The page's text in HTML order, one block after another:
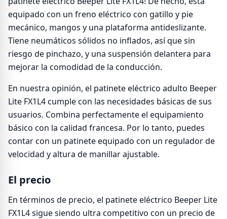
equipado con un freno eléctrico con gatillo y pie
mecánico, mangos y una plataforma antideslizante.
Tiene neumáticos sólidos no inflados, así que sin
riesgo de pinchazo, y una suspensión delantera para
mejorar la comodidad de la conducción.
En nuestra opinión, el patinete eléctrico adulto Beeper
Lite FX1L4 cumple con las necesidades básicas de sus
usuarios. Combina perfectamente el equipamiento
básico con la calidad francesa. Por lo tanto, puedes
contar con un patinete equipado con un regulador de
velocidad y altura de manillar ajustable.
El precio
En términos de precio, el patinete eléctrico Beeper Lite
FX1L4 sigue siendo ultra competitivo con un precio de